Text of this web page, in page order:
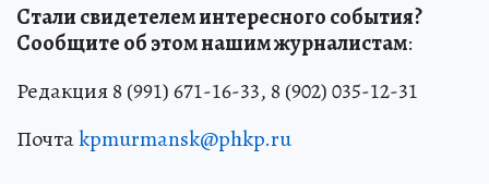
Стали свидетелем интересного события?
Сообщите об этом нашим журналистам:
Редакция 8 (991) 671-16-33, 8 (902) 035-12-31
Почтаkpmurmansk@phkp.ru